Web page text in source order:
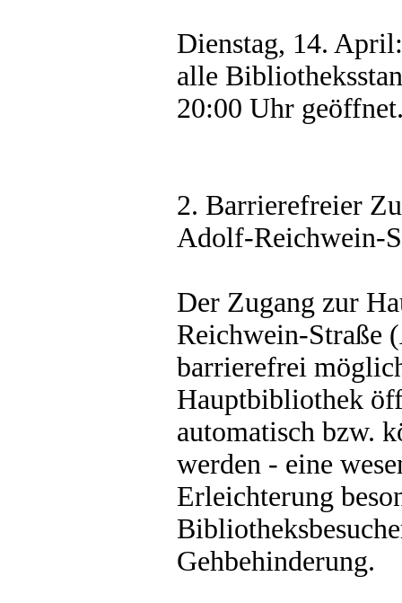
Dienstag, 14. April:
alle
20:00 Uhr
2. Barrierefreier
Adolf-Reichwein-
Der Zugang zur
Reichwein-Straße
barrierefrei
Hauptbibliothek
automatisch bzw.
werden - eine
Erleichterung
Gehbehinderung.